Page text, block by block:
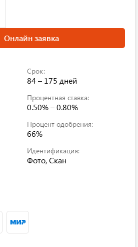
Онлайн заявка
Срок:
84 – 175 дней
Процентная ставка:
0.50% – 0.80%
Процент одобрения:
66%
Идентификация:
Фото, Скан